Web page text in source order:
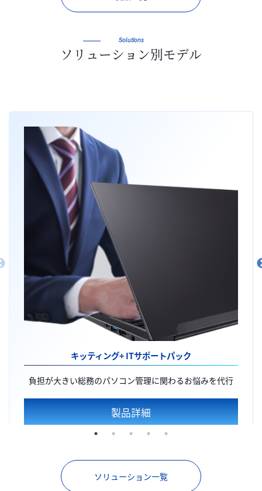
Solutions
ソリューション別モデル
キッティング+ITサポートパック
負担が大きい総務のパソコン管理に関わるお悩みを代行
製品詳細
ソリューション一覧